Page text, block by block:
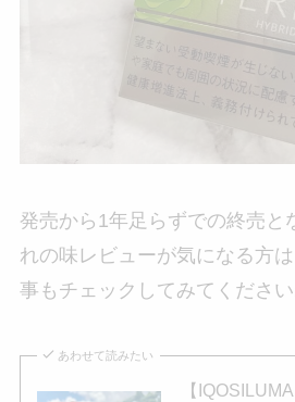
発売から1年足らずでの終売と
れの味レビューが気になる方
事もチェックしてみてください
あわせて読みたい
【